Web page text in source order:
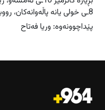
8ـى خولى یانە پاڵەوانەکان، رووبەڕووى یەکترى ببنەوە؟
پێداچوونەوە: وریا فەتاح